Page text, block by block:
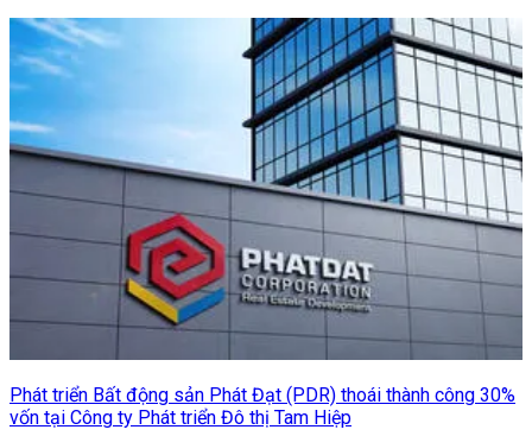
Phát triển Bất động sản Phát Đạt (PDR) thoái thành công 30%
vốn tại Công ty Phát triển Đô thị Tam Hiệp